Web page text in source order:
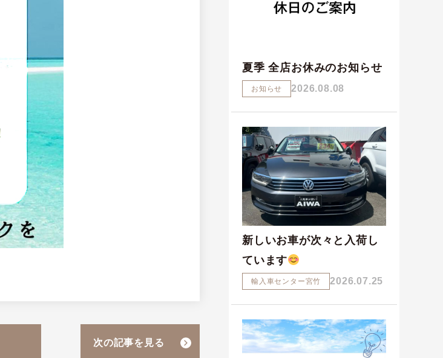
次の記事を見る
夏季 全店お休みのお知らせ
お知らせ 2026.08.08
新しいお車が次々と入荷し
ています
輸入車センター宮竹 2026.07.25